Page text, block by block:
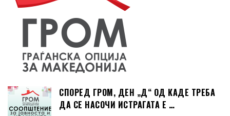
СПОРЕД ГРОМ, ДЕН „Д“ ОД КАДЕ ТРЕБА
ДА СЕ НАСОЧИ ИСТРАГАТА Е …